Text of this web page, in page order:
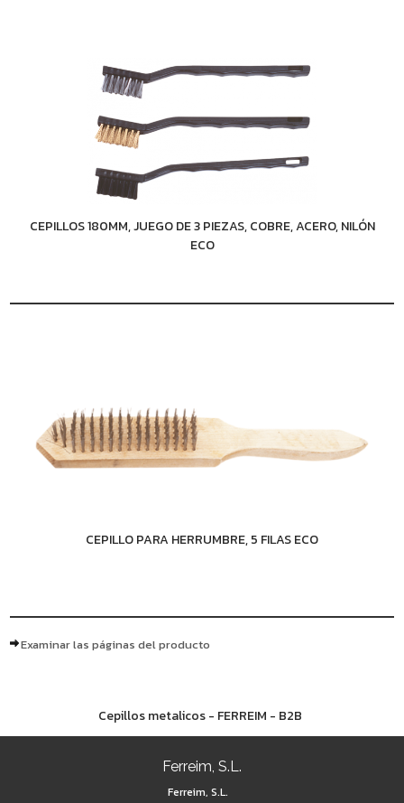
CEPILLOS 180MM, JUEGO DE 3 PIEZAS, COBRE, ACERO, NILÓN
ECO
CEPILLO PARA HERRUMBRE, 5 FILAS ECO
Examinar las páginas del producto
Cepillos metalicos - FERREIM - B2B
Ferreim, S.L.
Ferreim, S.L.